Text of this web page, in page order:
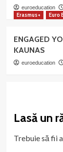
euroeducation
Erasmus+ Euro
ENGAGED
KAUNAS
euroeducation
Lasă un
Trebuie să fii